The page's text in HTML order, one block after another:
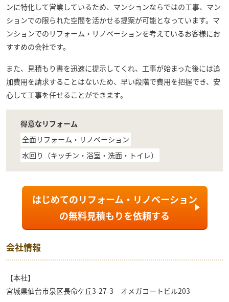
ンに特化して営業しているため、マンションならではの工事、マン
ションでの限られた空間を活かせる提案が可能となっています。マ
ンションでのリフォーム・リノベーションを考えているお客様にお
すすめの会社です。
また、見積もり書を迅速に提示してくれ、工事が始まった後には追
加費用を請求することはないため、早い段階で費用を把握でき、安
心して工事を任せることができます。
得意なリフォーム
全面リフォーム・リノベーション
水回り（キッチン・浴室・洗面・トイレ）
はじめてのリフォーム・リノベーション
の無料見積もりを依頼する
会社情報
【本社】
宮城県仙台市泉区長命ケ丘3-27-3 オメガコートビル203